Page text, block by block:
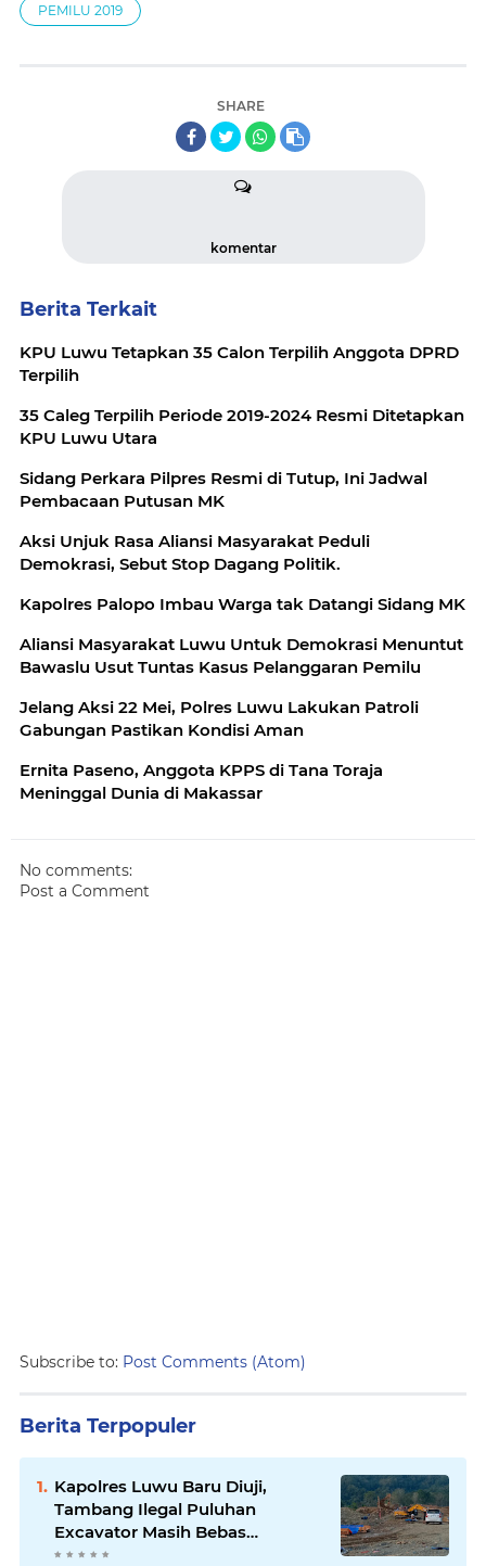
PEMILU 2019
SHARE
komentar
Berita Terkait
KPU Luwu Tetapkan 35 Calon Terpilih Anggota DPRD
Terpilih
35 Caleg Terpilih Periode 2019-2024 Resmi Ditetapkan
KPU Luwu Utara
Sidang Perkara Pilpres Resmi di Tutup, Ini Jadwal
Pembacaan Putusan MK
Aksi Unjuk Rasa Aliansi Masyarakat Peduli
Demokrasi, Sebut Stop Dagang Politik.
Kapolres Palopo Imbau Warga tak Datangi Sidang MK
Aliansi Masyarakat Luwu Untuk Demokrasi Menuntut
Bawaslu Usut Tuntas Kasus Pelanggaran Pemilu
Jelang Aksi 22 Mei, Polres Luwu Lakukan Patroli
Gabungan Pastikan Kondisi Aman
Ernita Paseno, Anggota KPPS di Tana Toraja
Meninggal Dunia di Makassar
No comments:
Post a Comment
Subscribe to: Post Comments (Atom)
Berita Terpopuler
Kapolres Luwu Baru Diuji,
Tambang Ilegal Puluhan
Excavator Masih Bebas
Beroperasi